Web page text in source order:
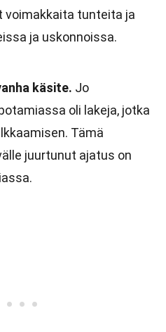
voimakkaita tunteita ja
ja uskonnoissa.
käsite. Jo
oli lakeja, jotka
Tämä
juurtunut ajatus on